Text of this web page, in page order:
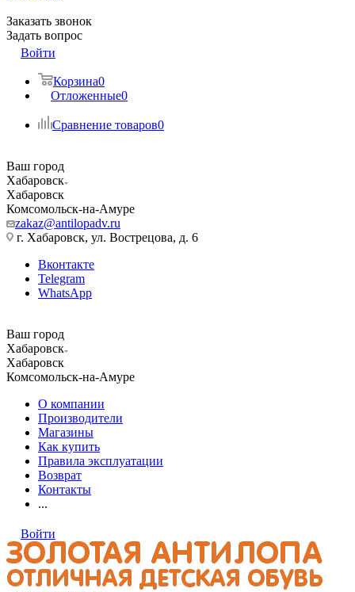
Заказать звонок
Задать вопрос
Войти
Корзина0
Отложенные0
Сравнение товаров0
Ваш город
Хабаровск
Хабаровск
Комсомольск-на-Амуре
zakaz@antilopadv.ru
г. Хабаровск, ул. Вострецова, д. 6
Вконтакте
Telegram
WhatsApp
Ваш город
Хабаровск
Хабаровск
Комсомольск-на-Амуре
О компании
Производители
Магазины
Как купить
Правила эксплуатации
Возврат
Контакты
...
Войти